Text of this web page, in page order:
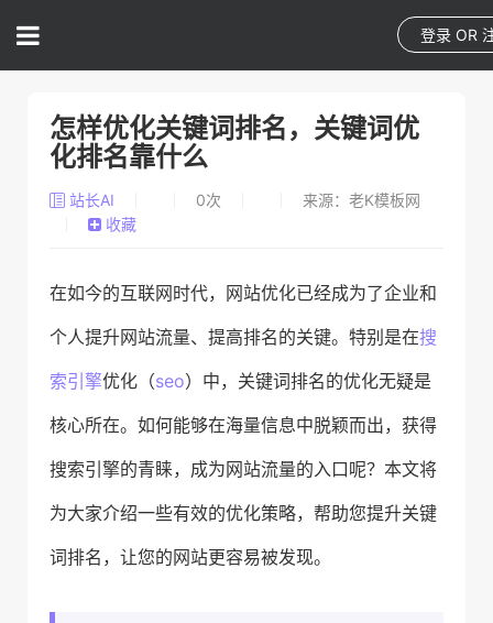
登录 OR
怎样优化关键词排名，关键词优
化排名靠什么
站长AI 0次
来源：老K模板网
收藏
在如今的互联网时代，网站优化已经成为了企业和
个人提升网站流量、提高排名的关键。特别是在搜
索引擎优化（seo）中，关键词排名的优化无疑是
核心所在。如何能够在海量信息中脱颖而出，获得
搜索引擎的青睐，成为网站流量的入口呢？本文将
为大家介绍一些有效的优化策略，帮助您提升关键
词排名，让您的网站更容易被发现。